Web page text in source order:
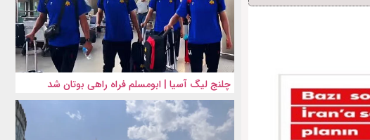
چلنج لیگ آسیا | ابومسلم فراه راهی بوتان شد